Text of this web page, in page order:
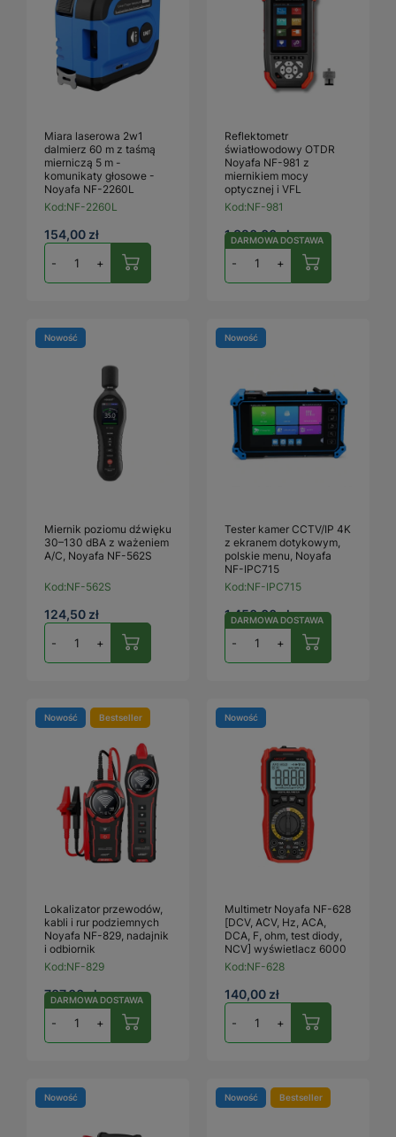
Miara laserowa 2w1
dalmierz 60 m z taśmą
mierniczą 5 m -
komunikaty głosowe -
Noyafa NF-2260L
Kod:NF-2260L
154,00 zł
- +
Reflektometr
światłowodowy OTDR
Noyafa NF-981 z
miernikiem mocy
optycznej i VFL
Kod:NF-981
1 320,00 zł
- +
DARMOWA DOSTAWA
Nowość
Miernik poziomu dźwięku
30–130 dBA z ważeniem
A/C, Noyafa NF-562S
Kod:NF-562S
124,50 zł
- +
Nowość
Tester kamer CCTV/IP 4K
z ekranem dotykowym,
polskie menu, Noyafa
NF-IPC715
Kod:NF-IPC715
1 450,00 zł
- +
DARMOWA DOSTAWA
Nowość Bestseller
Lokalizator przewodów,
kabli i rur podziemnych
Noyafa NF-829, nadajnik
i odbiornik
Kod:NF-829
787,00 zł
- +
DARMOWA DOSTAWA
Nowość
Multimetr Noyafa NF-628
[DCV, ACV, Hz, ACA,
DCA, F, ohm, test diody,
NCV] wyświetlacz 6000
Kod:NF-628
140,00 zł
- +
Nowość Nowość Bestseller